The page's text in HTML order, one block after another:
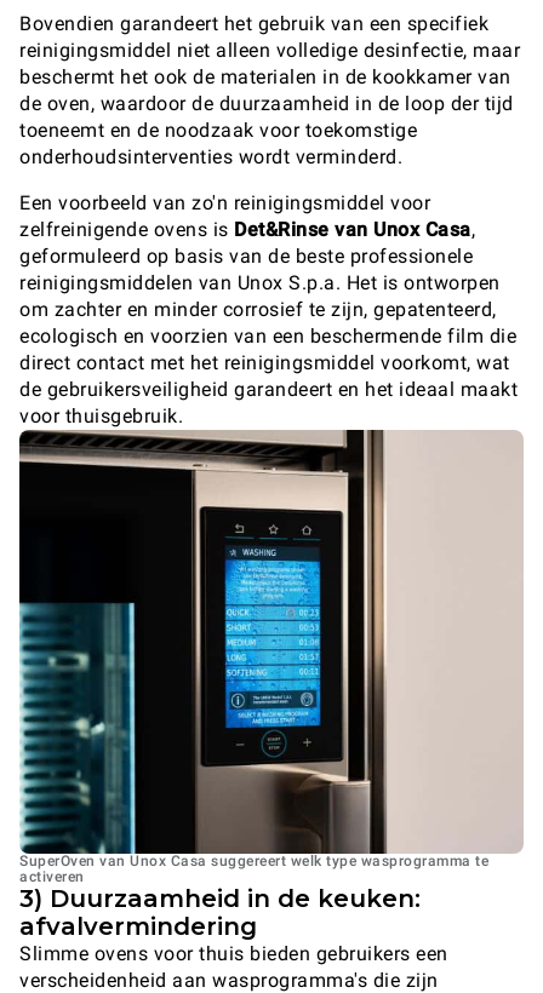
Bovendien garandeert het gebruik van een specifiek
reinigingsmiddel niet alleen volledige desinfectie, maar
beschermt het ook de materialen in de kookkamer van
de oven, waardoor de duurzaamheid in de loop der tijd
toeneemt en de noodzaak voor toekomstige
onderhoudsinterventies wordt verminderd.
Een voorbeeld van zo'n reinigingsmiddel voor
zelfreinigende ovens is Det&Rinse van Unox Casa,
geformuleerd op basis van de beste professionele
reinigingsmiddelen van Unox S.p.a. Het is ontworpen
om zachter en minder corrosief te zijn, gepatenteerd,
ecologisch en voorzien van een beschermende film die
direct contact met het reinigingsmiddel voorkomt, wat
de gebruikersveiligheid garandeert en het ideaal maakt
voor thuisgebruik.
SuperOven van Unox Casa suggereert welk type wasprogramma te
activeren
3) Duurzaamheid in de keuken:
afvalvermindering
Slimme ovens voor thuis bieden gebruikers een
verscheidenheid aan wasprogramma's die zijn